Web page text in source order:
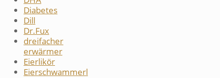
Diabetes
Dill
Dr.Fux
dreifacher
erwärmer
Eierlikör
Eierschwammerl